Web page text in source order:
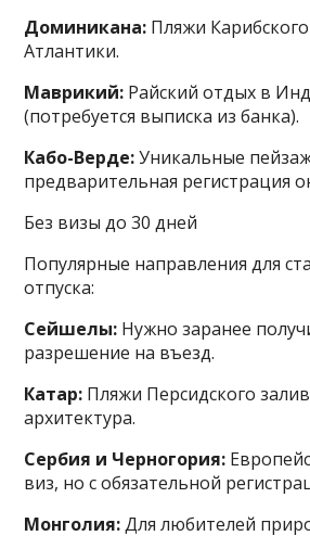
Доминикана: Пляжи
Атлантики.
Маврикий: Райский отдых в
(потребуется выписка из банка).
Кабо-Верде:Уникальные
предварительная регистрация
Без визы до 30 дней
Популярные направления для
отпуска:
Сейшелы: Нужно заранее
разрешение на въезд.
Катар: Пляжи Персидского
архитектура.
Сербия и Черногория:
виз, но с обязательной
Монголия:Для любителей